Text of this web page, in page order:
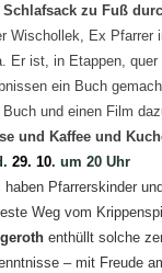
zu Fuß
Wischollek, Ex Pfarrer
Er ist, in Etappen, quer
ein Buch
und einen Film
und Kaffee und
29. 10. um 20 Uhr
haben Pfarrerskinder
Weg vom
enthüllt solche
– mit Freude